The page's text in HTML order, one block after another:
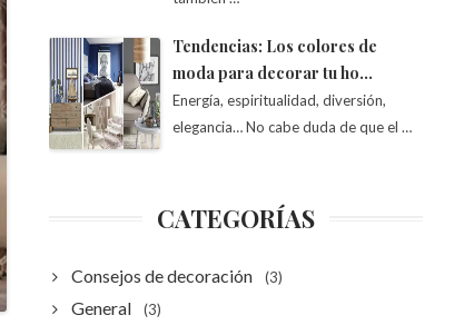
Tendencias: Los colores de
moda para decorar tu ho…
Energía, espiritualidad, diversión,
elegancia… No cabe duda de que el …
CATEGORÍAS
Consejos de decoración (3)
General (3)